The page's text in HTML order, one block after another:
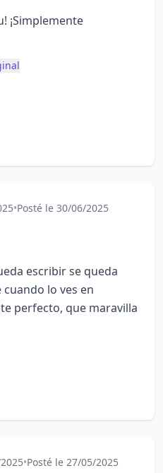
¡Simplemente
•Posté le 30/06/2025
escribir se queda
lo ves en
perfecto, que maravilla
•Posté le 27/05/2025